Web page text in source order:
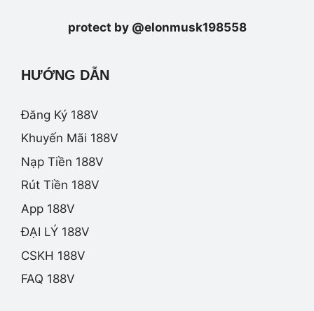
protect by @elonmusk198558
HƯỚNG DẪN
Đăng Ký 188V
Khuyến Mãi 188V
Nạp Tiền 188V
Rút Tiền 188V
App 188V
ĐẠI LÝ 188V
CSKH 188V
FAQ 188V